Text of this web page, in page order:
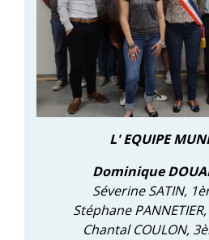
L' EQUIPE
Dominique
Séverine SATIN,
Stéphane
Chantal COULON,